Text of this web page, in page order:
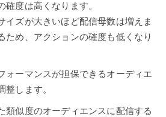
確度は高くなります。
イズが大きいほど配信母数は増えま
ため、アクションの確度も低くなり
ォーマンスが担保できるオーディエ
整します。
類似度のオーディエンスに配信する